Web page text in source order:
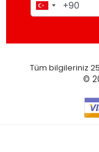
Tüm bilgileriniz
©